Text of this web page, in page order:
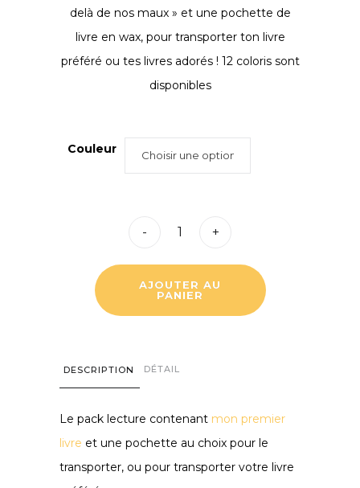
delà de nos maux » et une pochette de
livre en wax, pour transporter ton livre
préféré ou tes livres adorés ! 12 coloris sont
disponibles
Couleur
- +
AJOUTER AU
PANIER
DESCRIPTION DÉTAIL
Le pack lecture contenant mon premier
livre et une pochette au choix pour le
transporter, ou pour transporter votre livre